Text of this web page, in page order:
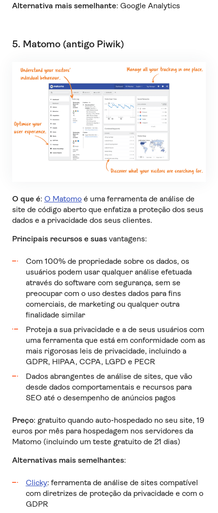
Alternativa mais semelhante: Google Analytics
5. Matomo (antigo Piwik)
O que é: O Matomoé uma ferramenta de análise de
site de código aberto que enfatiza a proteção dos seus
dados e a privacidade dos seus clientes.
Principais recursos e suasvantagens:
Com 100% de propriedade sobre os dados, os
usuários podem usar qualquer análise efetuada
através do software com segurança, sem se
preocupar com o uso destes dados para fins
comerciais, de marketing ou qualquer outra
finalidade similar
Proteja a sua privacidade e a de seus usuários com
uma ferramenta que está em conformidade com as
mais rigorosas leis de privacidade, incluindo a
GDPR, HIPAA, CCPA, LGPD e PECR
Dados abrangentes de análise de sites, que vão
desde dados comportamentais e recursos para
SEO até o desempenho de anúncios pagos
Preço: gratuito quando auto-hospedado no seu site, 19
euros por mês para hospedagem nos servidores da
Matomo (incluindo um teste gratuito de 21 dias)
Alternativas mais semelhantes:
Clicky: ferramenta de análise de sites compatível
com diretrizes de proteção da privacidade e com o
GDPR